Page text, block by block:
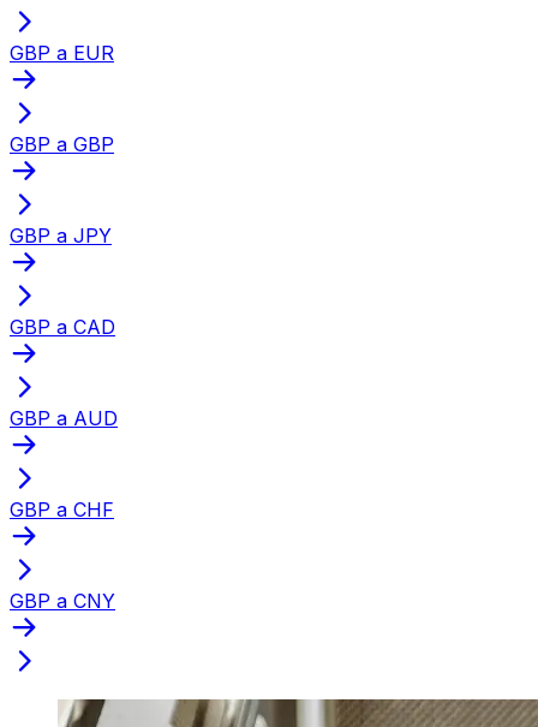
GBP a EUR
GBP a GBP
GBP a JPY
GBP a CAD
GBP a AUD
GBP a CHF
GBP a CNY